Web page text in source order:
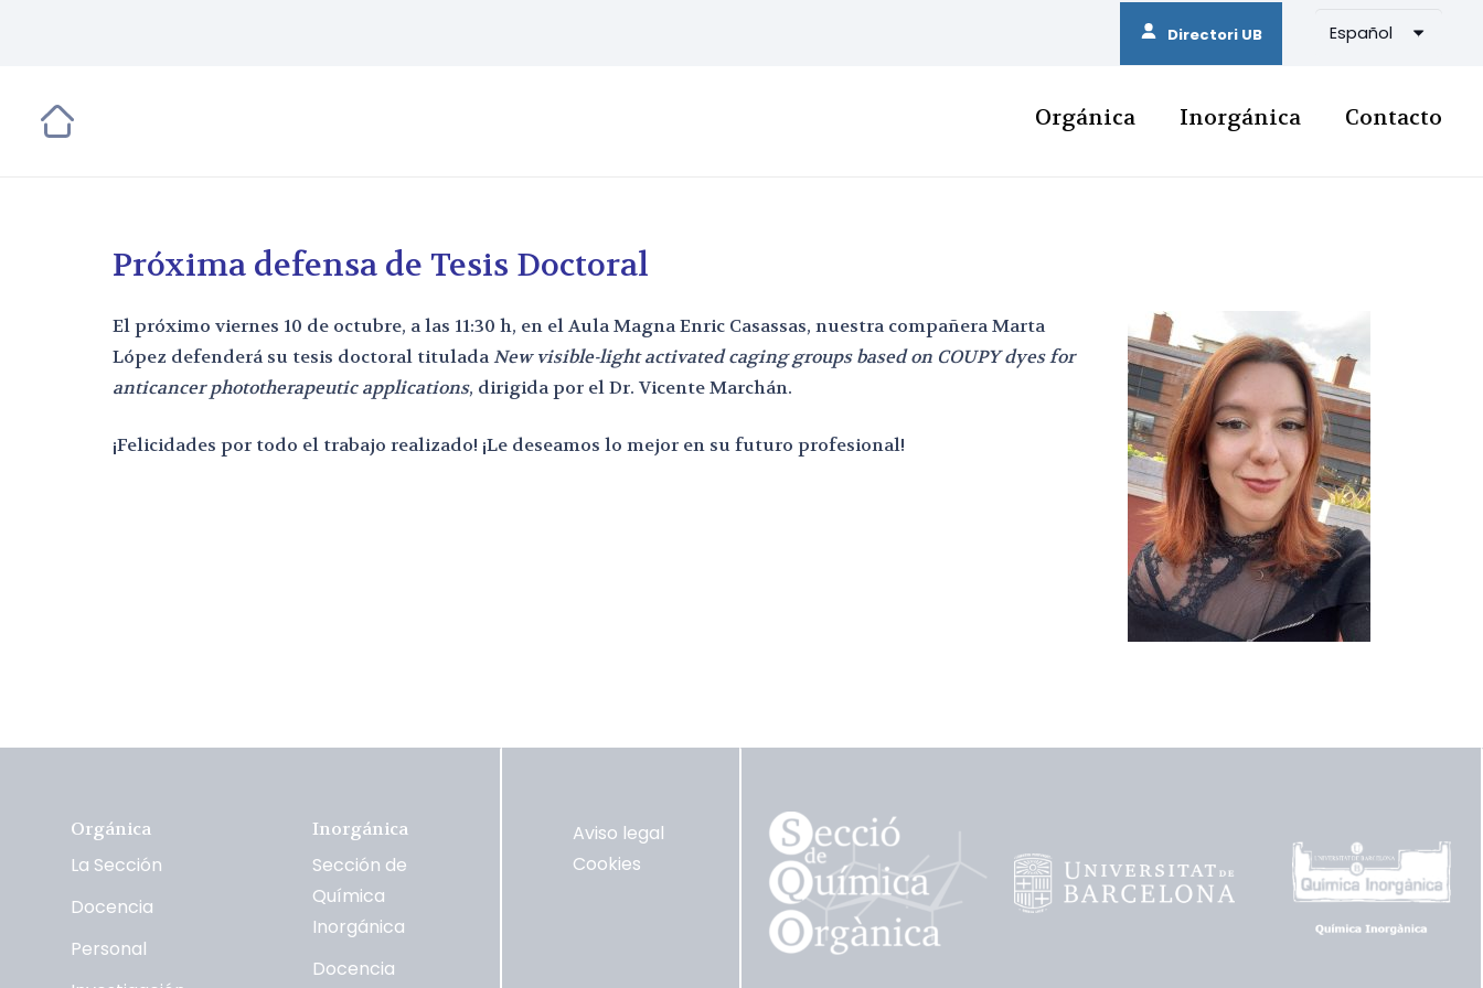
Directori UB Español
Orgánica Inorgánica Contacto
Próxima defensa de Tesis Doctoral
El próximo viernes 10 de octubre, a las 11:30 h, en el Aula Magna Enric Casassas, nuestra compañera Marta
López defenderá su tesis doctoral tituladaNew visible-light activated caging groups based on COUPY dyes for
anticancer phototherapeutic applications, dirigida por el Dr. Vicente Marchán.
¡Felicidades por todo el trabajo realizado! ¡Le deseamos lo mejor en su futuro profesional!
Orgánica
La Sección
Docencia
Personal
Inorgánica
Sección de
Química
Inorgánica
Docencia
Aviso legal
Cookies